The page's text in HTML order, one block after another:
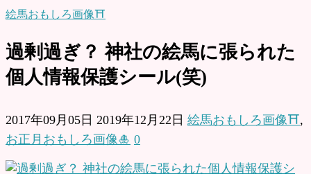
絵馬おもしろ画像⛩
過剰過ぎ？ 神社の絵馬に張られた
個人情報保護シール(笑)
2017年09月05日 2019年12月22日 絵馬おもしろ画像⛩,
お正月おもしろ画像🎍 0